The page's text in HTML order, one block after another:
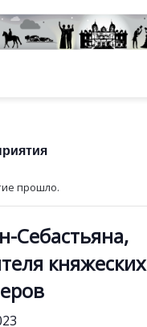
прошло.
Себастьяна,
княжеских